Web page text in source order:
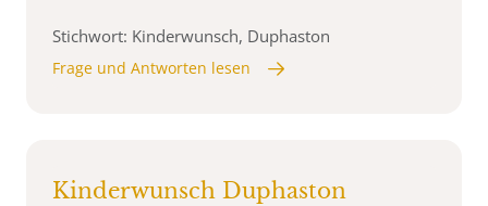
Stichwort: Kinderwunsch, Duphaston
Frage und Antworten lesen
Kinderwunsch Duphaston